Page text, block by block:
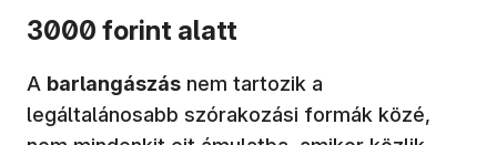
3000 forint alatt
A barlangászás nem tartozik a
legáltalánosabb szórakozási formák közé,